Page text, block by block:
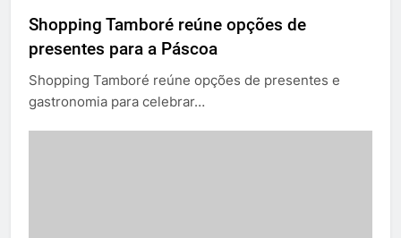
Shopping Tamboré reúne opções de
presentes para a Páscoa
Shopping Tamboré reúne opções de presentes e
gastronomia para celebrar…